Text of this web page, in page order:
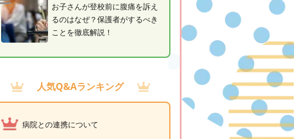
お子さんが登校前に腹痛を訴え
るのはなぜ？保護者がするべき
ことを徹底解説！
人気Q&Aランキング
病院との連携について